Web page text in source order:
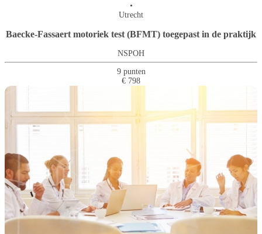
•
Utrecht
Baecke-Fassaert motoriek test (BFMT) toegepast in de praktijk
NSPOH
9 punten
€ 798